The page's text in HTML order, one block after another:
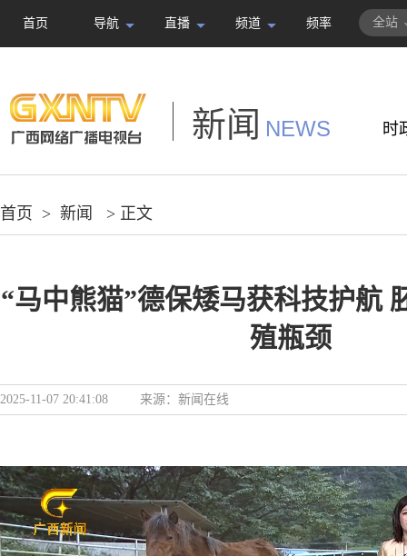
首页 导航 直播 频道 频率 全站
新闻 NEWS 时
首页 > 新闻 > 正文
“马中熊猫”德保矮马获科技护航
殖瓶颈
2025-11-07 20:41:08 来源： 新闻在线